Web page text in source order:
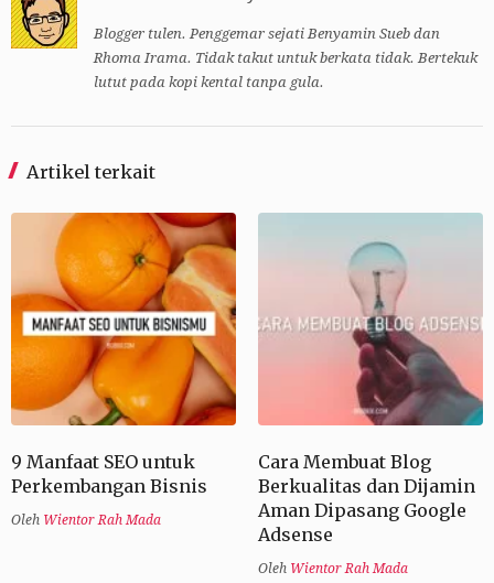
Blogger tulen. Penggemar sejati Benyamin Sueb dan
Rhoma Irama. Tidak takut untuk berkata tidak. Bertekuk
lutut pada kopi kental tanpa gula.
Artikel terkait
9 Manfaat SEO untuk
Perkembangan Bisnis
Oleh Wientor Rah Mada
Cara Membuat Blog
Berkualitas dan Dijamin
Aman Dipasang Google
Adsense
Oleh Wientor Rah Mada